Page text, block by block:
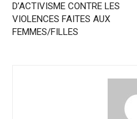
D’ACTIVISME CONTRE LES
VIOLENCES FAITES AUX
FEMMES/FILLES